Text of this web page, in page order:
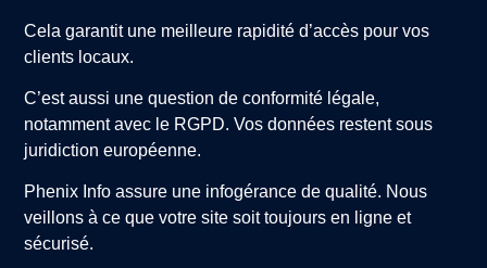
Cela garantit une meilleure rapidité d’accès pour vos
clients locaux.
C’est aussi une question de conformité légale,
notamment avec le RGPD. Vos données restent sous
juridiction européenne.
Phenix Info assure une infogérance de qualité. Nous
veillons à ce que votre site soit toujours en ligne et
sécurisé.